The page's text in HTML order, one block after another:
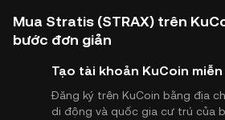
Mua Stratis (STRAX) trên
bước đơn giản
Tạo tài khoản KuCoin
Đăng ký trên KuCoin bằng địa
di động và quốc gia cư trú của